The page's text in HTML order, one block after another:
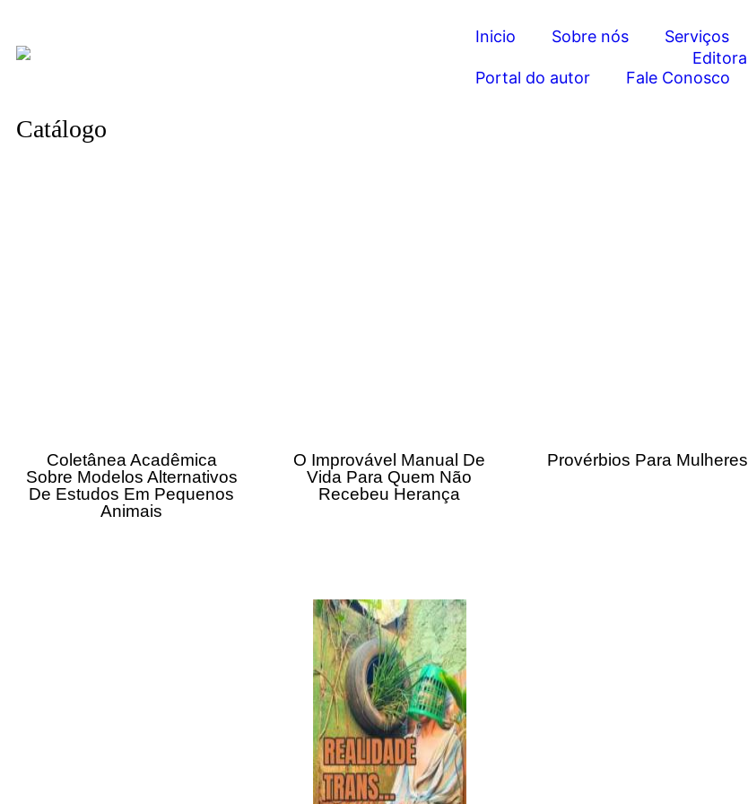
Inicio Sobre nós Serviços
Portal do autor Fale Conosco
Catálogo
Coletânea Acadêmica
Sobre Modelos Alternativos
De Estudos Em Pequenos
Animais
O Improvável Manual De
Vida Para Quem Não
Recebeu Herança
Provérbios Para Mulheres